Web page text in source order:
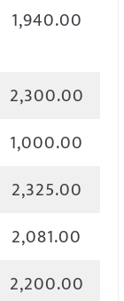
1,940.00
2,300.00
1,000.00
2,325.00
2,081.00
2,200.00